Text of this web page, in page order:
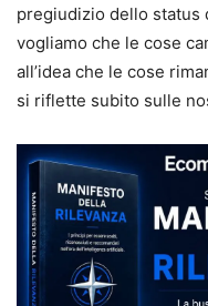
pregiudizio dello status
vogliamo che le cose
all’idea che le cose
si riflette subito sulle